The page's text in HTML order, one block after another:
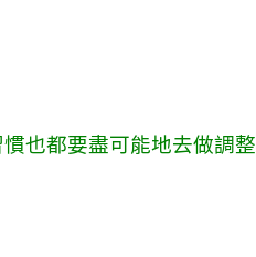
也都要盡可能地去做調整